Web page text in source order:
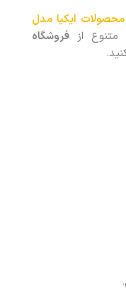
محصولات ایکیا مدل
از فروشگاه